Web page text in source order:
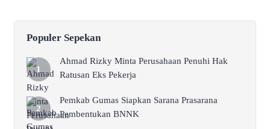
Populer Sepekan
Ahmad Rizky Minta Perusahaan Penuhi Hak
Ratusan Eks Pekerja
Pemkab Gumas Siapkan Sarana Prasarana
Pembentukan BNNK